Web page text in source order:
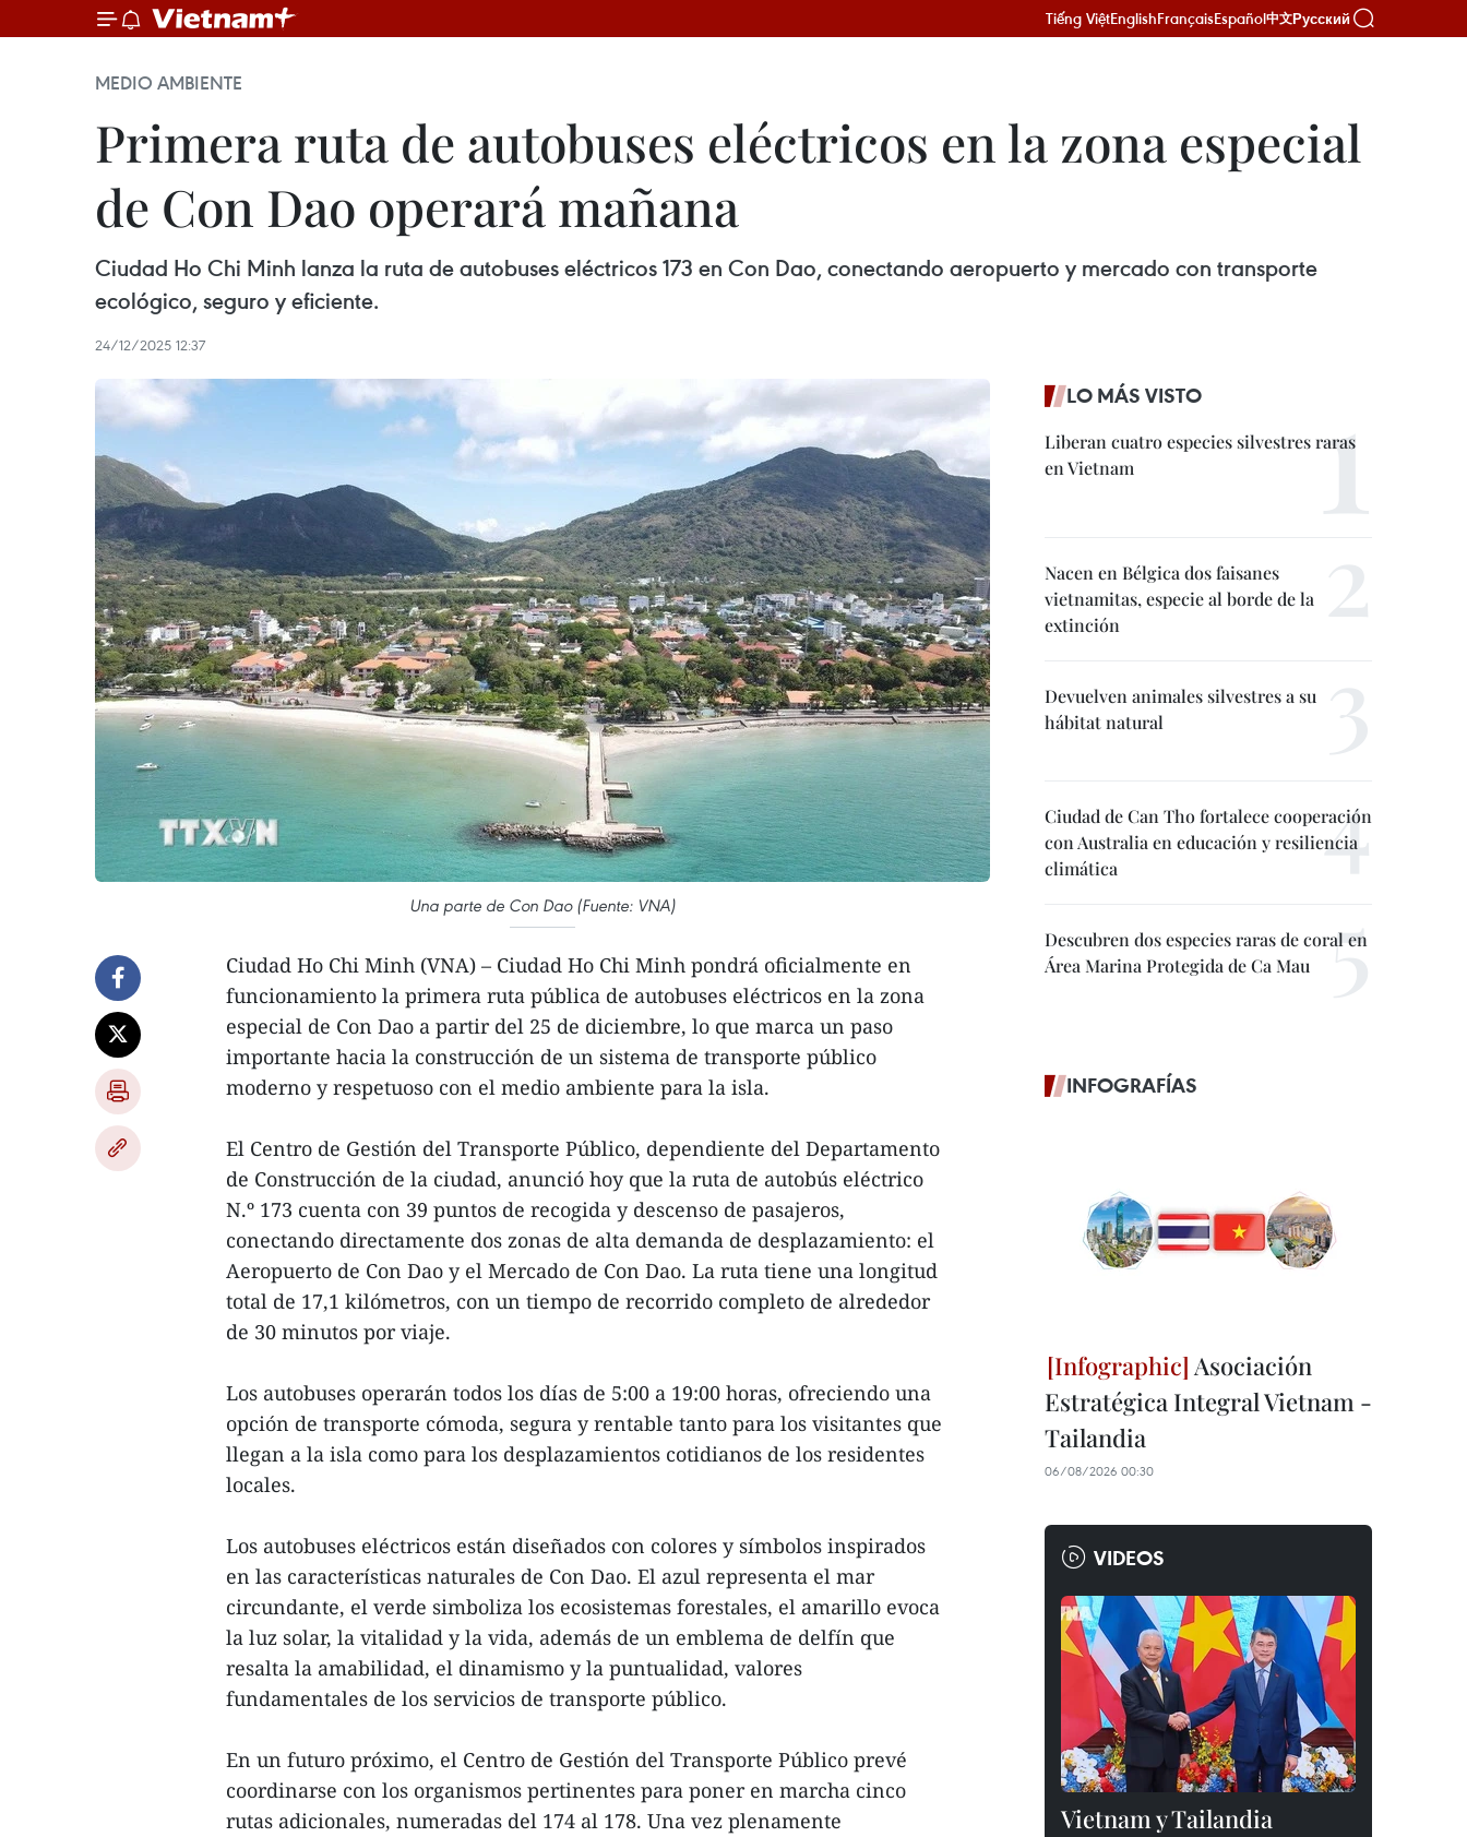
Tiếng ViệtEnglishFrançaisEspañol中文Русский
MEDIO AMBIENTE
Primera ruta de autobuses eléctricos en la zona especial
de Con Dao operará mañana
Ciudad Ho Chi Minh lanza la ruta de autobuses eléctricos 173 en Con Dao, conectando aeropuerto y mercado con transporte
ecológico, seguro y eficiente.
24/12/2025 12:37
Una parte de Con Dao (Fuente: VNA)
Ciudad Ho Chi Minh (VNA) – Ciudad Ho Chi Minh pondrá oficialmente en
funcionamiento la primera ruta pública de autobuses eléctricos en la zona
especial de Con Dao a partir del 25 de diciembre, lo que marca un paso
importante hacia la construcción de un sistema de transporte público
moderno y respetuoso con el medio ambiente para la isla.
El Centro de Gestión del Transporte Público, dependiente del Departamento
de Construcción de la ciudad, anunció hoy que la ruta de autobús eléctrico
N.º 173 cuenta con 39 puntos de recogida y descenso de pasajeros,
conectando directamente dos zonas de alta demanda de desplazamiento: el
Aeropuerto de Con Dao y el Mercado de Con Dao. La ruta tiene una longitud
total de 17,1 kilómetros, con un tiempo de recorrido completo de alrededor
de 30 minutos por viaje.
Los autobuses operarán todos los días de 5:00 a 19:00 horas, ofreciendo una
opción de transporte cómoda, segura y rentable tanto para los visitantes que
llegan a la isla como para los desplazamientos cotidianos de los residentes
locales.
Los autobuses eléctricos están diseñados con colores y símbolos inspirados
en las características naturales de Con Dao. El azul representa el mar
circundante, el verde simboliza los ecosistemas forestales, el amarillo evoca
la luz solar, la vitalidad y la vida, además de un emblema de delfín que
resalta la amabilidad, el dinamismo y la puntualidad, valores
fundamentales de los servicios de transporte público.
En un futuro próximo, el Centro de Gestión del Transporte Público prevé
coordinarse con los organismos pertinentes para poner en marcha cinco
rutas adicionales, numeradas del 174 al 178. Una vez plenamente
LO MÁS VISTO
Liberan cuatro especies silvestres raras
en Vietnam
Nacen en Bélgica dos faisanes
vietnamitas, especie al borde de la
extinción
Devuelven animales silvestres a su
hábitat natural
Ciudad de Can Tho fortalece cooperación
con Australia en educación y resiliencia
climática
Descubren dos especies raras de coral en
Área Marina Protegida de Ca Mau
INFOGRAFÍAS
Asociación
Estratégica Integral Vietnam -
Tailandia
06/08/2026 00:30
VIDEOS
Vietnam y Tailandia